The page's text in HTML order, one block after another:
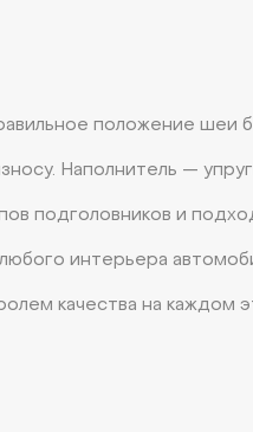
положение шеи
Наполнитель —
подголовников и
интерьера
качества на каждом